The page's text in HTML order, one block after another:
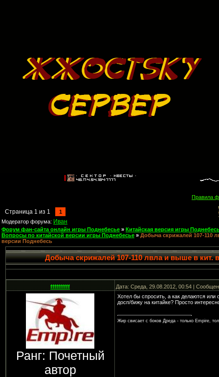
Правила
Страница 1 из 1
1
Модератор форума: Иван
Форум фан-сайта онлайн игры Поднебесье » Китайская версия игры
Вопросы по китайской версии игры Поднебесье » Добыча скрижалей 107-110
версии Поднебесь
Добыча скрижалей 107-110 лвла и выше в кит.
ffffffffff Дата: Среда, 29.08.2012, 00:54 |
Ранг: Почетный
автор
Хотел бы спросить, а как делаются или
досп/бижу на китайке? Просто
Жир свисает с боков Дреда - только Empire,